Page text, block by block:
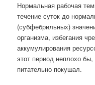
Нормальная рабочая
течение суток до
(субфебрильных)
организма, избегания
аккумулирования
этот период неплохо
питательно покушал.